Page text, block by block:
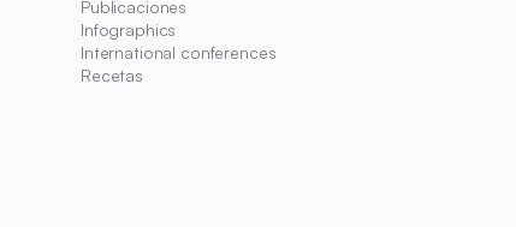
Publicaciones
Infographics
International conferences
Recetas